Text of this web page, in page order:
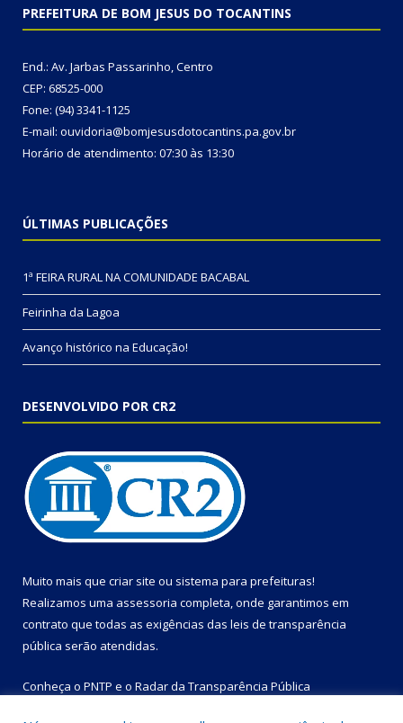
PREFEITURA DE BOM JESUS DO TOCANTINS
End.: Av. Jarbas Passarinho, Centro
CEP: 68525-000
Fone: (94) 3341-1125
E-mail: ouvidoria@bomjesusdotocantins.pa.gov.br
Horário de atendimento: 07:30 às 13:30
ÚLTIMAS PUBLICAÇÕES
1ª FEIRA RURAL NA COMUNIDADE BACABAL
Feirinha da Lagoa
Avanço histórico na Educação!
DESENVOLVIDO POR CR2
Muito mais que criar site ou sistema para prefeituras!
Realizamos uma assessoria completa, onde garantimos em
contrato que todas as exigências das leis de transparência
pública serão atendidas.
Conheça o PNTP e o Radar da Transparência Pública